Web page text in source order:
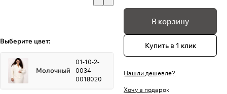
Выберите цвет:
Молочный
01-10-2-
0034-
0018020
В корзину
Купить в 1 клик
Нашли дешевле?
Хочу в подарок